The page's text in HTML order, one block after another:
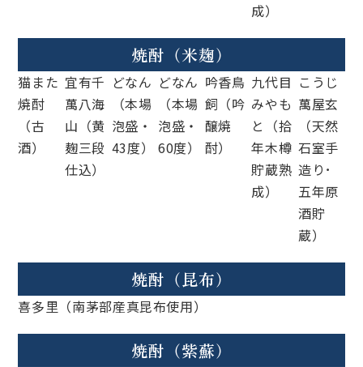
成）
焼酎（米麹）
猫また
焼酎
（古
酒）
宜有千
萬八海
山（黄
麹三段
仕込）
どなん
（本場
泡盛・
43度）
どなん
（本場
泡盛・
60度）
吟香鳥
飼（吟
醸焼
酎）
九代目
みやも
と（拾
年木樽
貯蔵熟
成）
こうじ
萬屋玄
（天然
石室手
造り･
五年原
酒貯
蔵）
焼酎（昆布）
喜多里（南茅部産真昆布使用）
焼酎（紫蘇）